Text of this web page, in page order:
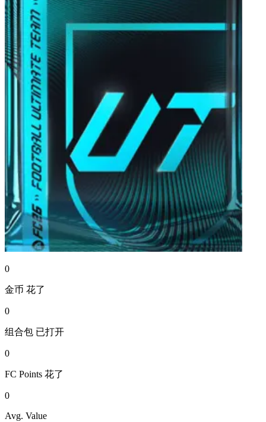
0
金币 花了
0
组合包 已打开
0
FC Points 花了
0
Avg. Value